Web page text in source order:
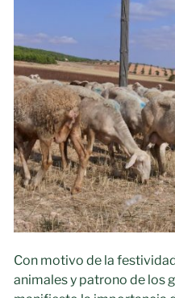
Con motivo de la
animales y patrono de los